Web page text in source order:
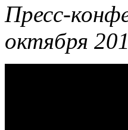
Пресс-
октября